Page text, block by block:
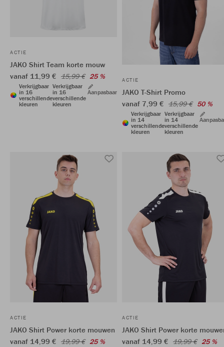
ACTIE
JAKO Shirt Team korte mouw
vanaf 11,99 € 15,99 € 25 %
Verkrijgbaar
in 16
verschillende
kleuren
Verkrijgbaar
in 16
verschillende
kleuren
Aanpasbaar
ACTIE
JAKO T-Shirt Promo
vanaf 7,99 € 15,99 € 50 %
Verkrijgbaar
in 14
verschillende
kleuren
Verkrijgbaar
in 14
verschillende
kleuren
ACTIE
JAKO Shirt Power korte mouwen
vanaf 14,99 € 19,99 € 25 %
ACTIE
JAKO Shirt Power korte
vanaf 14,99 € 19,99 € 25 %